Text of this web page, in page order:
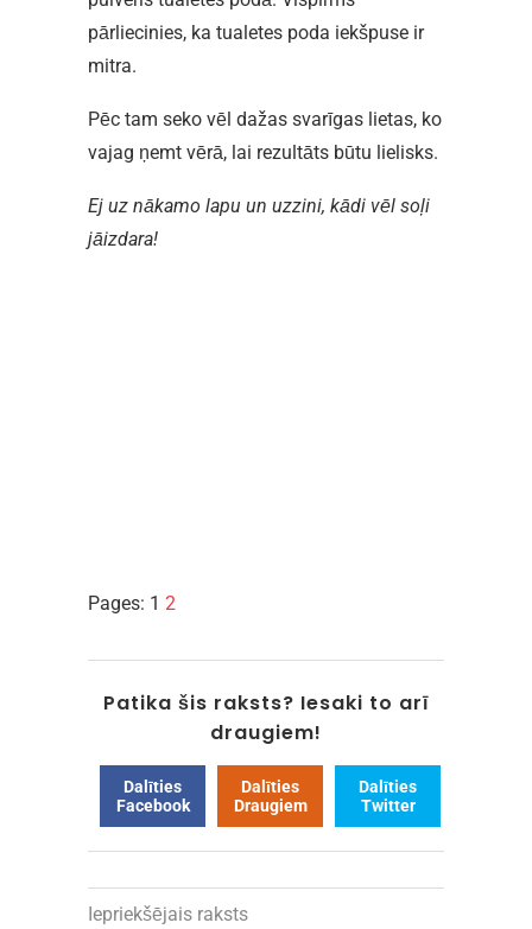
pārliecinies, ka tualetes poda iekšpuse ir
mitra.
Pēc tam seko vēl dažas svarīgas lietas, ko
vajag ņemt vērā, lai rezultāts būtu lielisks.
Ej uz nākamo lapu un uzzini, kādi vēl soļi
jāizdara!
Pages: 1 2
Patika šis raksts? Iesaki to arī
draugiem!
Dalīties
Facebook
Dalīties
Draugiem
Dalīties
Twitter
Iepriekšējais raksts